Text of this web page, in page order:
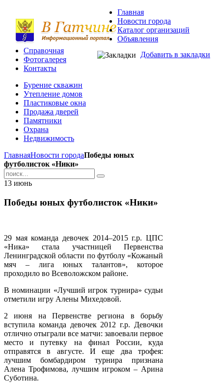
Добавить в закладки
Главная
Новости города
Каталог организаций
Объявления
Справочная
Фотогалерея
Контакты
Бурение скважин
Утепление домов
Пластиковые окна
Продажа дверей
Памятники
Охрана
Недвижимость
ГлавнаяНовости городаПобеды юных
футболисток «Ники»
13 июнь
Победы юных футболисток «Ники»
29 мая команда девочек 2014–2015 г.р. ЦПС
«Ника» стала участницей Первенства
Ленинградской области по футболу «Кожаный
мяч – лига юных талантов», которое
проходило во Всеволожском районе.
В номинации «Лучший игрок турнира» судьи
отметили игру Алены Михедовой.
2 июня на Первенстве региона в борьбу
вступила команда девочек 2012 г.р. Девочки
отлично отыграли все матчи: завоевали первое
место и путевку на финал России, куда
отправятся в августе. И еще два трофея:
лучшим бомбардиром турнира признана
Алена Трофимова, лучшим игроком – Арина
Суботина.